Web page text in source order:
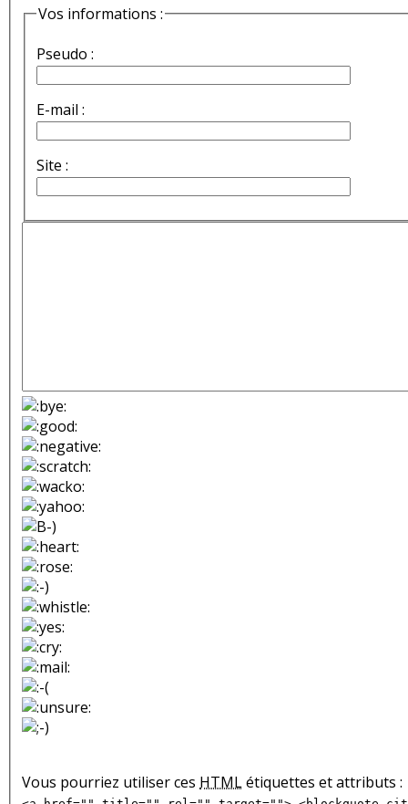
Vos informations :
Pseudo :
E-mail :
Site :
Vous pourriez utiliser ces HTMLétiquettes et attributs :